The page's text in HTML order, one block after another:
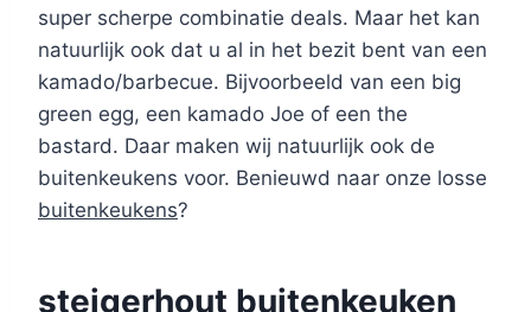
super scherpe combinatie deals. Maar het kan
natuurlijk ook dat u al in het bezit bent van een
kamado/barbecue. Bijvoorbeeld van een big
green egg, een kamado Joe of een the
bastard. Daar maken wij natuurlijk ook de
buitenkeukens voor. Benieuwd naar onze losse
buitenkeukens?
steigerhout buitenkeuken